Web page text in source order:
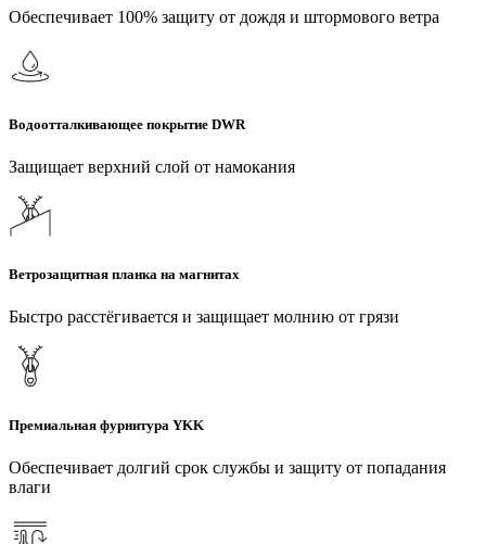
Обеспечивает 100% защиту от дождя и штормового ветра
Водоотталкивающее покрытие DWR
Защищает верхний слой от намокания
Ветрозащитная планка на магнитах
Быстро расстёгивается и защищает молнию от грязи
Премиальная фурнитура YKK
Обеспечивает долгий срок службы и защиту от попадания
влаги